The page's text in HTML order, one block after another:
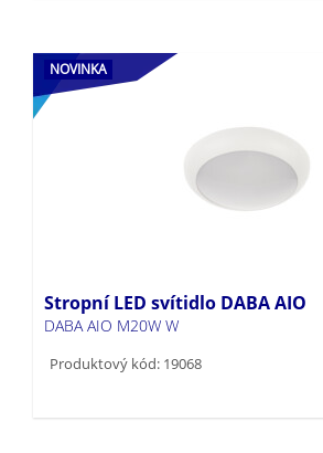
NOVINKA
Stropní LED svítidlo DABA AIO
DABA AIO M20W W
Produktový kód: 19068